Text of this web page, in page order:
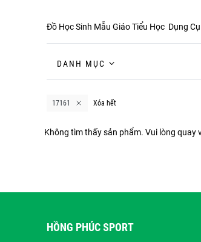
Đồ Học Sinh Mẫu Giáo Tiểu Học Dụng
DANH MỤC
17161 Xóa hết
Không tìm thấy sản phẩm. Vui lòng quay
HỒNG PHÚC SPORT